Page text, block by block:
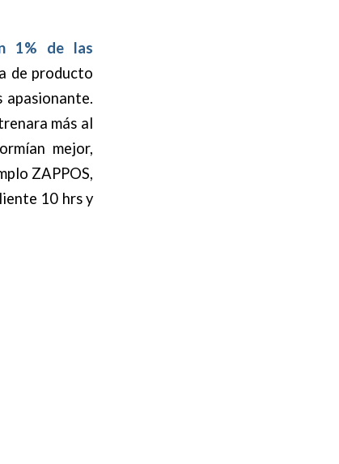
1% de las
de producto
más al
mejor,
ZAPPOS,
10 hrs y